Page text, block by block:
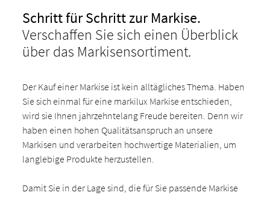
Schritt für Schritt zur Markise.
Verschaffen Sie sich einen Überblick
über das Markisensortiment.
Der Kauf einer Markise ist kein alltägliches Thema. Haben
Sie sich einmal für eine markilux Markise entschieden,
wird sie Ihnen jahrzehntelang Freude bereiten. Denn wir
haben einen hohen Qualitätsanspruch an unsere
Markisen und verarbeiten hochwertige Materialien, um
langlebige Produkte herzustellen.
Damit Sie in der Lage sind, die für Sie passende Markise